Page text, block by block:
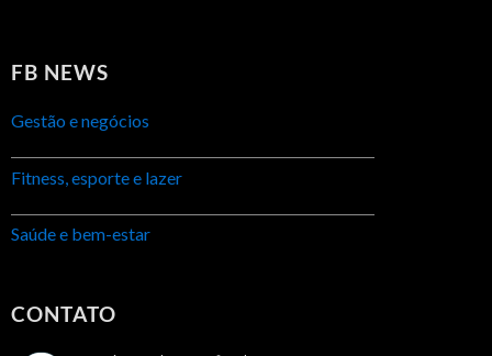
FB NEWS
Gestão e negócios
Fitness, esporte e lazer
Saúde e bem-estar
CONTATO